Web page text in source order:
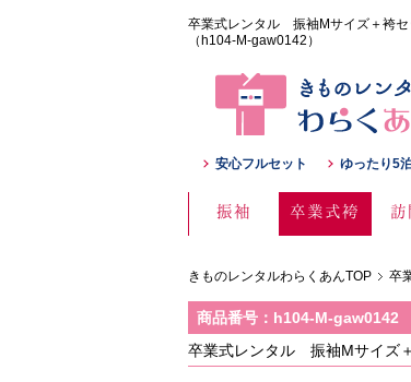
卒業式レンタル 振袖Mサイズ＋
（h104-M-gaw0142）
安心フルセット ゆったり5
振袖 卒業式袴 訪
きものレンタルわらくあんTOP 卒
商品番号：h104-M-gaw0142
卒業式レンタル 振袖Mサイ